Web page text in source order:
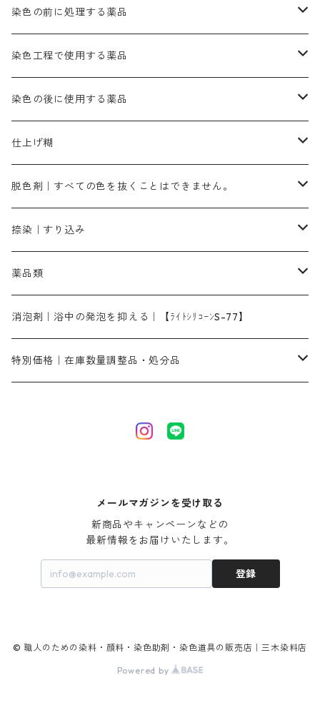
染料一覧ー100g入り
染料一覧ー500g入り
黒色系
1kg
ピンクMB｜ピンク色
ローズMB｜鮮やかなピンク色）
ブルーMB（定番の色合い）
スカイブルーMG｜緑みの空色
ターキスブルーHNG｜緑みの空色
バイオレットMFB
緑色系
ダークグリンMG（定番の色合い）
グリーンMB｜緑色
茶色系
ダークブロンMFB｜こげ茶色
ブロンHNR｜こげ茶色
黒色系
ブラックMK（赤みの黒色）
ブラックMG（青みの黒色）
白色系（定番の色合い）
ネオホワイトR
カッチ｜茶系
霧島産・晩秋茶｜黄金色（赤みの黄色）｜準備中
ハイドロサルファイトコンク
45cm×45cm（ハンカチ）｜端の始末も綿糸｜タグなし
54cm×54cm（バンダナ）｜端の始末も綿糸｜タグなし
ローダミンB｜赤紫色｜マゼンダ色
酸性剤
ソーダ灰｜アルカリ性のPH調整剤
硫酸第一鉄｜鉄媒染剤
刷毛
摺込み刷毛（スリコミハケ）ー夏毛（硬いタイプ）
摺込み刷毛（スリコミハケ）ー冬毛（柔らかいタイプ）
片羽刷毛
ローケツ筆
ローケツ用筆｜1本～販売
ローケツ用筆ー10%off｜20本セットお取り寄せ品
洋型紙（9番手｜中薄口、10番手｜中厚口）
有償サンプル品｜約20cm×27cm
洋型紙9番手｜中薄口｜約54cm×110cm
張木｜入荷待ち
伸子
型洗いブラシ
染色の前に処理する薬品
精練剤｜汚れ落とし剤｜針状マルセル石鹸
糊落とし剤｜ソルベンCA
濃染処理剤｜ソルバックスPS－900
染色工程で使用する薬品
染料の吸収促進剤
酢酸｜絹・羊毛・ナイロンに使用する
芒硝｜綿・麻の染色に使用する。
染料のムラ染め抑制剤（均染剤）
アゾリン200％｜綿・麻・絹・羊毛・ナイロンの染色
レオニールEHC｜反応染料用
染料の浸透剤
ソルバライトS-70｜各種繊維の浸し染めに使用可能
染料の定着向上剤
ライトフィックスAコンク｜綿・麻もしくは直接染料で染めた素材
シルクフィックス３A｜絹の染料定着向上剤
アルカリ剤｜反応染料用
ソーダ灰
染料溶解剤
セレナゾールPDN｜各種染料の染料溶解剤
染色の後に使用する薬品
ソーピング剤｜未定着の染料を除去すること
ネオポールB－300｜反応染料のソーピング剤
仕上げ剤｜柔軟・平滑剤
白場汚染防止剤
仕上げ糊
カルボキシメチルセルロース（CMC）
海藻系
たんぱく質系
化学糊（PVA）
防腐剤｜アルカリ性
脱色剤｜すべての色を抜くことはできません。
脱色剤
全体脱色｜ハイドロサルファイトコンク
部分脱色｜デグロリンSコンク
脱色助剤｜浸透・複色抑制剤
メイプロガムNP｜にじみ防止剤
アミラヂンD｜浸透・複色抑制剤
捺染｜すり込み
染料溶解剤｜染料の均一な浸透・吸着を補助する
捺染糊
メイプロガムNP（綿・麻・絹用｜直接・酸性・含金染料用）
白場汚染防止剤｜ソーピング剤｜水洗する際の再汚染防止剤
薬品類
ア行
カ行
消泡剤｜浴中の発泡を抑える｜【ﾗｲﾄｼﾘｺｰﾝS-77】
特別価格｜在庫数量調整品・処分品
綿・麻を染める染料
絹・羊毛を染める染料
メールマガジンを受け取る
新商品やキャンペーンなどの
最新情報をお届けいたします。
登録
© 職人のための染料・顔料・染色助剤・染色道具の販売店｜三木染料店
Powered by